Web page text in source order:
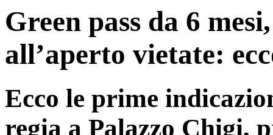
Green pass da 6
all’aperto vietate:
Ecco le prime
regia a Palazzo Chigi,